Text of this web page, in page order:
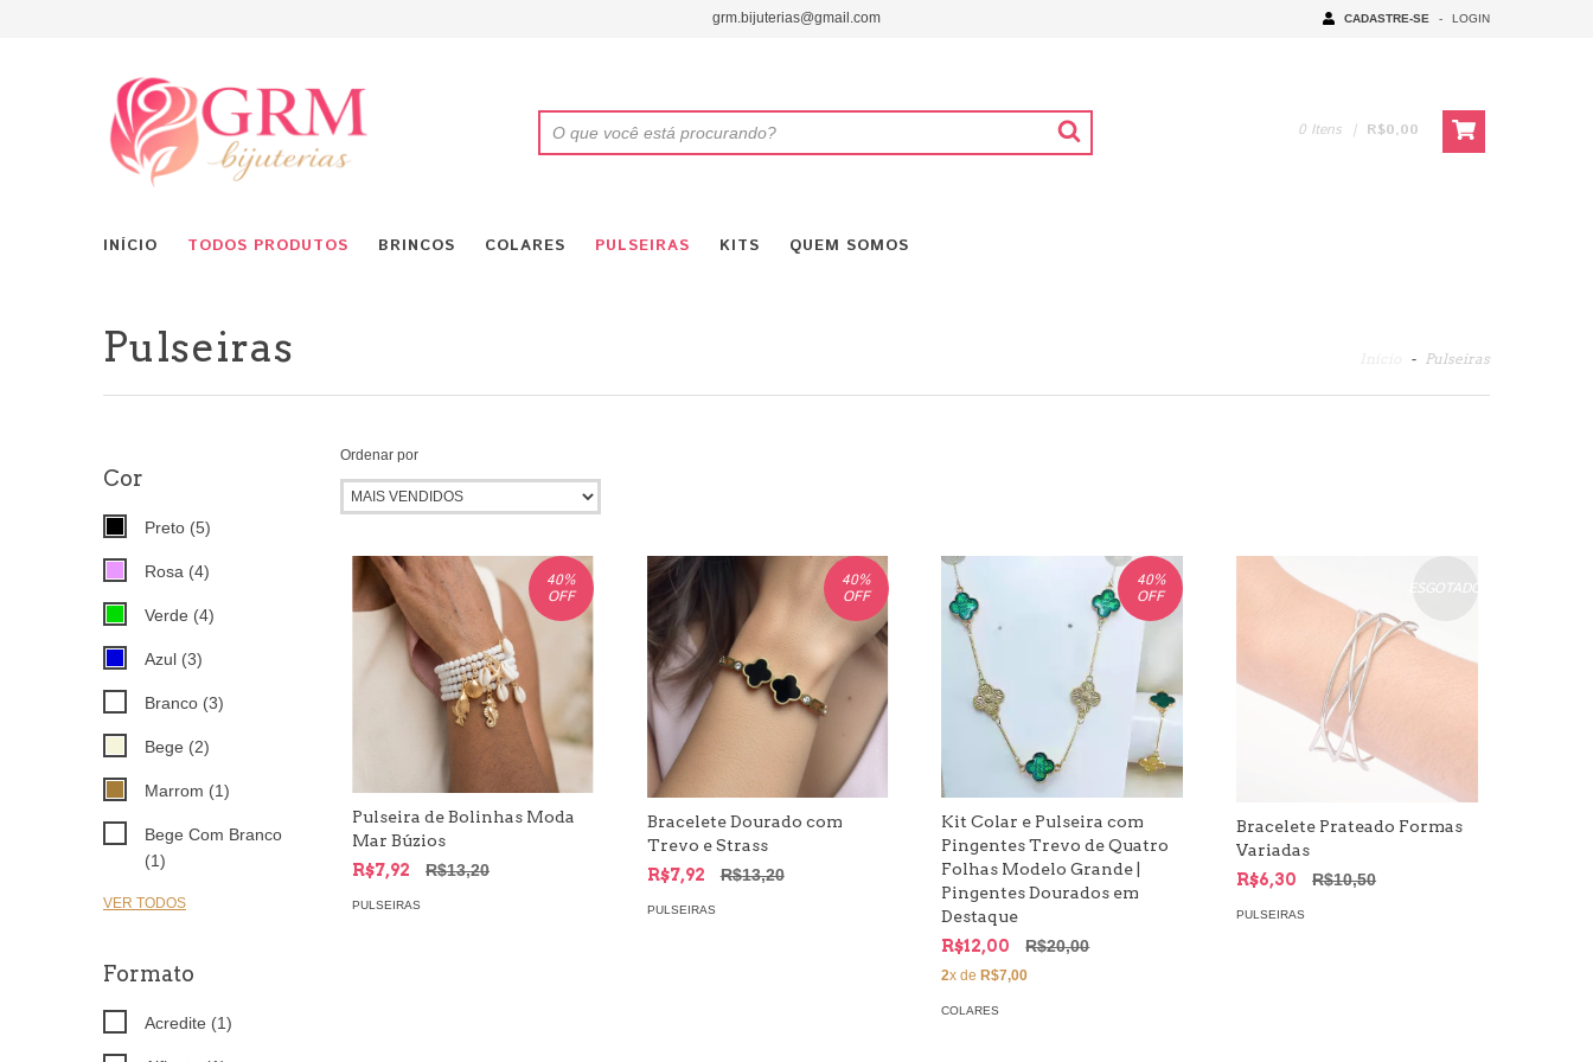
grm.bijuterias@gmail.com CADASTRE-SE - LOGIN
0 Itens | R$0,00
INÍCIO TODOS PRODUTOS BRINCOS COLARES PULSEIRAS KITS QUEM SOMOS
Pulseiras - Pulseiras
Cor
Preto (5)
Rosa (4)
Verde (4)
Azul (3)
Branco (3)
Bege (2)
Marrom (1)
Bege Com Branco
(1)
VER TODOS
Formato
Acredite (1)
Ordenar por
40%
OFF
Pulseira de Bolinhas Moda
Mar Búzios
R$7,92
R$13,20
PULSEIRAS
40%
OFF
Bracelete Dourado com
Trevo e Strass
R$7,92
R$13,20
PULSEIRAS
40%
OFF
Kit Colar e Pulseira com
Pingentes Trevo de Quatro
Folhas Modelo Grande |
Pingentes Dourados em
Destaque
R$12,00
R$20,00
2x deR$7,00
COLARES
ESGOTADO
Bracelete Prateado Formas
Variadas
R$6,30
R$10,50
PULSEIRAS